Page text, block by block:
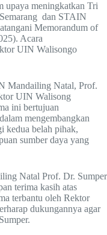
upaya meningkatkan Tri
dan STAIN
Memorandum of
Acara
UIN Walisongo
Mandailing Natal, Prof.
UIN Walisong
ini bertujuan
mengembangkan
kedua belah pihak,
sumber daya yang
Natal Prof. Dr. Sumper
terima kasih atas
terbantu oleh Rektor
dukungannya agar